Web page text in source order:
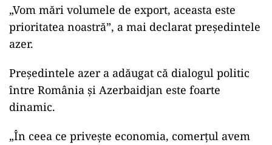
„Vom mări volumele de export, aceasta este
prioritatea noastră”, a mai declarat preşedintele
azer.
Preşedintele azer a adăugat că dialogul politic
între România şi Azerbaidjan este foarte
dinamic.
„În ceea ce priveşte economia, comerţul avem